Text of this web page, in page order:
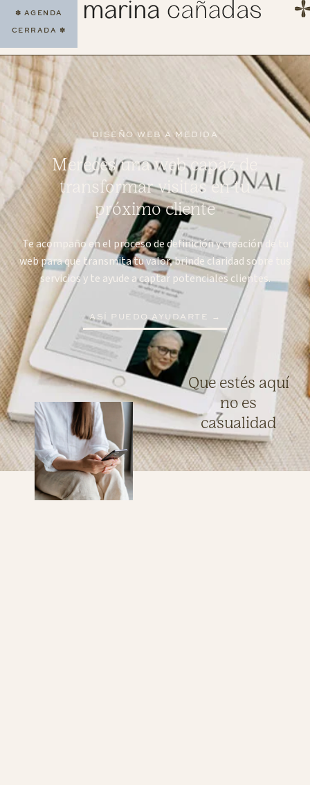
✽ AGENDA
CERRADA ✽
DISEÑO WEB A MEDIDA
Mereces una web capaz de
transformar visitas en tu
próximo cliente
Te acompaño en el proceso de definición y creación de tu
web para que transmita tu valor, brinde claridad sobre tus
servicios y te ayude a captar potenciales clientes.
ASÍ PUEDO AYUDARTE →
Que estés aquí
no es
casualidad